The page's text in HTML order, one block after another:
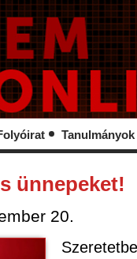
Tanulmányok
ünnepeket!
20.